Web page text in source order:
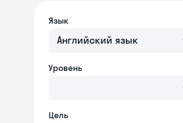
Язык
Английский язык
Уровень
Цель